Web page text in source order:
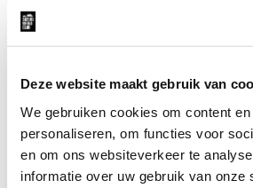
Deze website maakt gebruik van
We gebruiken cookies om content
personaliseren, om functies voor
en om ons websiteverkeer te
informatie over uw gebruik van onze